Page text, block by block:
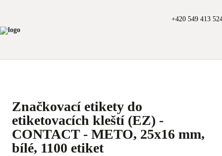
+420 549 413
Značkovací etikety do
etiketovacích kleští (EZ) -
CONTACT - METO, 25x16 mm,
bílé, 1100 etiket